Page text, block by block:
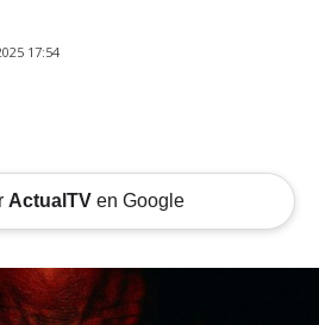
17:54
ActualTVen Google